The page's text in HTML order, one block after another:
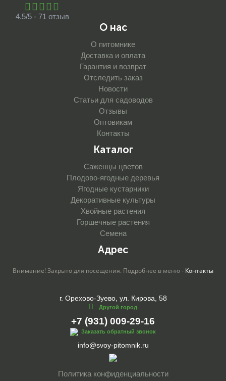
4.5/5 - 71 отзыв
О нас
О питомнике
Доставка и оплата
Гарантия и возврат
Отследить заказ
Новости
Статьи для садоводов
Отзывы
Оптовикам
Контакты
Каталог
Саженцы цветов
Плодово-ягодные деревья
Ягодные кустарники
Декоративные культуры
Хвойные растения
Горшечные растения
Семена
Адрес
Внимание! Закрыто для посещения. Подробнее в меню - Контакты
г. Орехово-Зуево, ул. Кирова, 58
Другой город
+7 (931) 009-29-16
Заказать обратный звонок
info@svoy-pitomnik.ru
Политика конфиденциальности